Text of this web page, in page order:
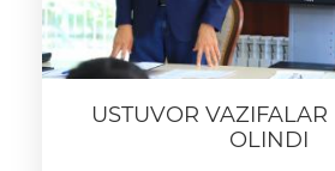
USTUVOR
OLINDI